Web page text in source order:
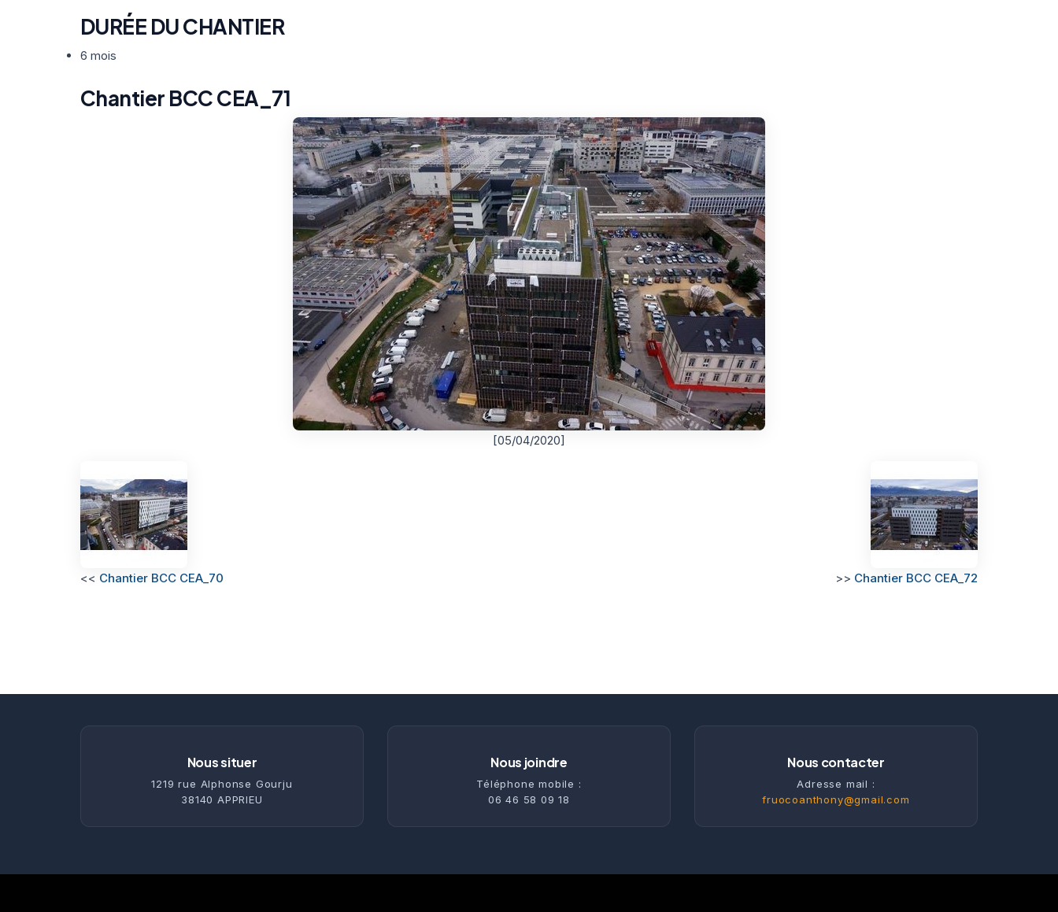
DURÉE DU CHANTIER
6 mois
Chantier BCC CEA_71
[05/04/2020]
<< Chantier BCC CEA_70 >> Chantier BCC CEA_72
Nous situer
1219 rue Alphonse Gourju
38140 APPRIEU
Nous joindre
Téléphone mobile :
06 46 58 09 18
Nous contacter
Adresse mail :
fruocoanthony@gmail.com